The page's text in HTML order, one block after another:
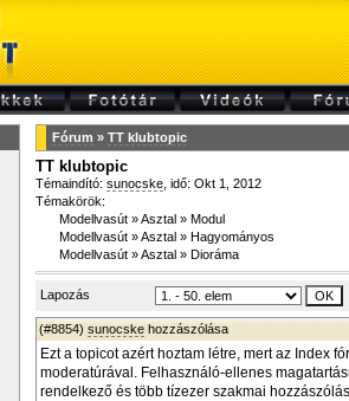
Fórum » TT klubtopic
TT klubtopic
Témaindító: sunocske , idő: Okt 1, 2012
Témakörök:
Modellvasút »Asztal » Modul
Modellvasút »Asztal » Hagyományos
Modellvasút »Asztal » Dioráma
Lapozás
(#8854) sunocske hozzászólása
Ezt a topicot azért hoztam létre, mert az Index
moderatúrával. Felhasználó-ellenes
rendelkező és több tízezer szakmai